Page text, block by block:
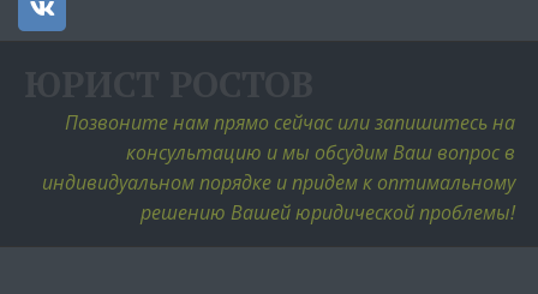
Позвоните нам прямо сейчас или запишитесь на
консультацию и мы обсудим Ваш вопрос в
индивидуальном порядке и придем к оптимальному
решению Вашей юридической проблемы!